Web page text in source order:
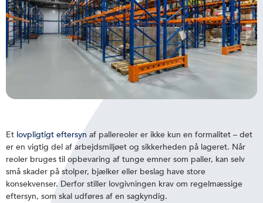
Et lovpligtigt eftersyn af pallereoler er ikke kun en formalitet – det
er en vigtig del af arbejdsmiljøet og sikkerheden på lageret. Når
reoler bruges til opbevaring af tunge emner som paller, kan selv
små skader på stolper, bjælker eller beslag have store
konsekvenser. Derfor stiller lovgivningen krav om regelmæssige
eftersyn, som skal udføres af en sagkyndig.